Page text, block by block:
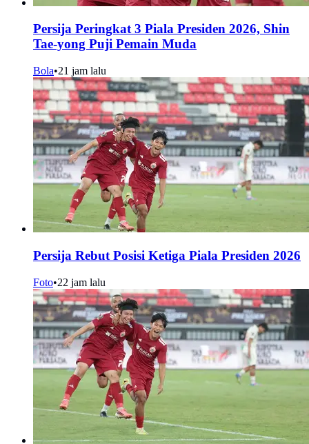
Persija Peringkat 3 Piala Presiden 2026, Shin
Tae-yong Puji Pemain Muda
Bola•21 jam lalu
Persija Rebut Posisi Ketiga Piala Presiden 2026
Foto•22 jam lalu